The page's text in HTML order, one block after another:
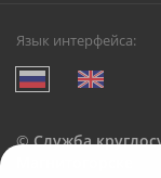
Язык интерфейса:
©Служба